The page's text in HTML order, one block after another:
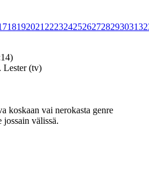
18192021 2223242526272829303132
Lester (tv)
koskaan vai nerokasta genre
jossain välissä.